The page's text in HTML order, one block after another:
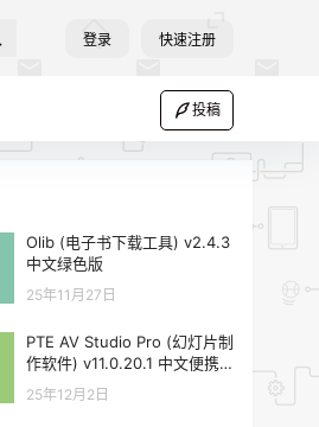
登录 快速注册
投稿
Olib (电子书下载工具) v2.4.3
中文绿色版
25年11月27日
PTE AV Studio Pro (幻灯片制
作软件) v11.0.20.1 中文便携
25年12月2日